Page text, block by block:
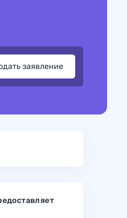
заявление